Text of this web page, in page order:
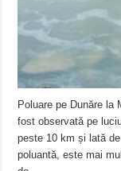
Poluare pe Dunăre la
fost observată pe
peste 10 km și lată
poluantă, este mai